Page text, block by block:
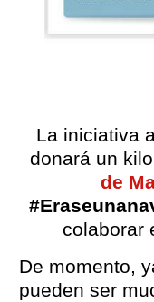
La iniciativa
donará un
de
colaborar
De momento,
pueden ser